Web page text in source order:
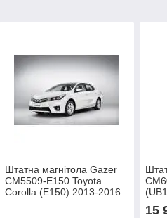
Штатна магнітола Gazer
CM5509-E150 Toyota
Corolla (E150) 2013-2016
15